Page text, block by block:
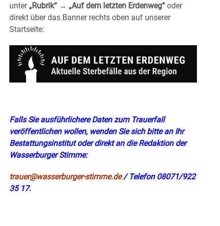
unter „Rubrik“ → „Auf dem letzten Erdenweg“ oder
direkt über das Banner rechts oben auf unserer
Startseite:
Falls Sie ausführlichere Daten zum Trauerfall
veröffentlichen wollen, wenden Sie sich bitte an Ihr
Bestattungsinstitut oder direkt an die Redaktion der
Wasserburger Stimme:
trauer@wasserburger-stimme.de/ Telefon 08071/922
35 17.